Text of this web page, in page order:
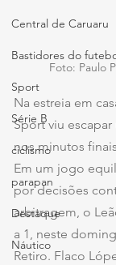
Central de Caruaru
Bastidores do
Sport
Série B
ciclismo
parapan
Destaque
Náutico
Foto: Paulo
Na estreia em
Sport viu
nos minutos
Em um jogo
por decisões
arbitragem, o
a 1, neste
Retiro. Flaco